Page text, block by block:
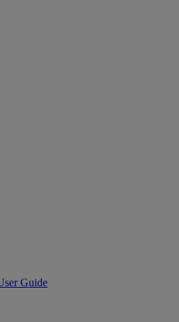
Guide